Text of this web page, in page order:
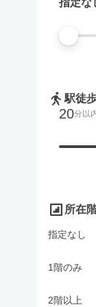
指定な
駅徒
20分以
所在
指定なし
1階のみ
2階以上